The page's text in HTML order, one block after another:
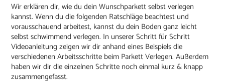
Wir erklären dir, wie du dein Wunschparkett selbst verlegen
kannst. Wenn du die folgenden Ratschläge beachtest und
vorausschauend arbeitest, kannst du dein Boden ganz leicht
selbst schwimmend verlegen. In unserer Schritt für Schritt
Videoanleitung zeigen wir dir anhand eines Beispiels die
verschiedenen Arbeitsschritte beim Parkett Verlegen. Außerdem
haben wir dir die einzelnen Schritte noch einmal kurz & knapp
zusammengefasst.